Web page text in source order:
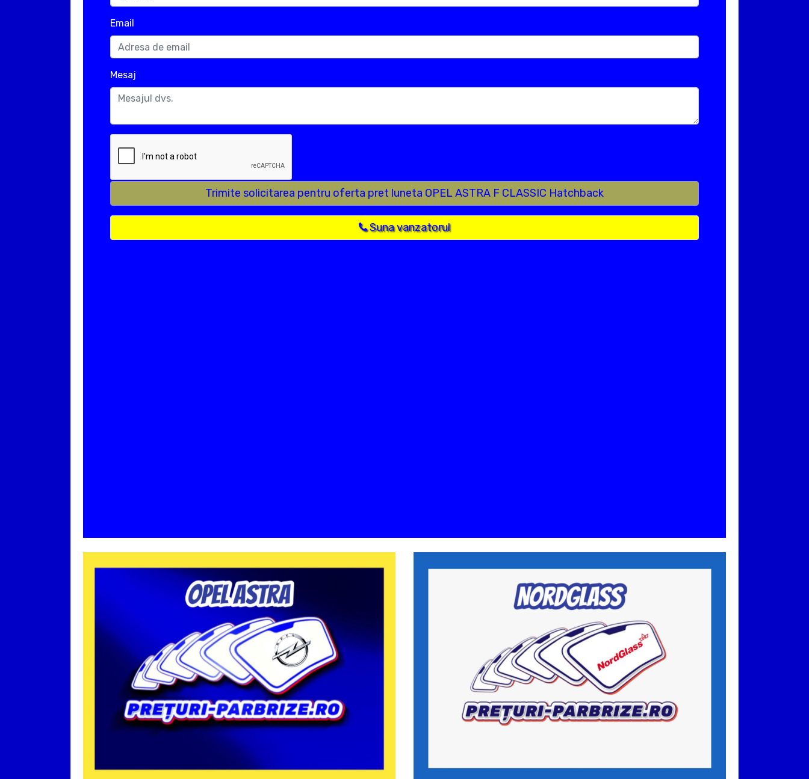
Email
Mesaj
Trimite solicitarea pentru oferta pret luneta OPEL ASTRA F CLASSIC Hatchback
Suna vanzatorul